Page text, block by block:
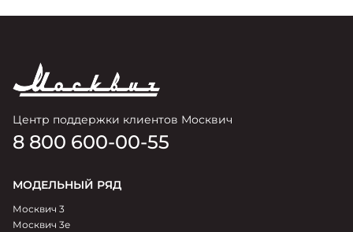
Центр поддержки клиентов Москвич
8 800 600-00-55
МОДЕЛЬНЫЙ РЯД
Москвич 3
Москвич 3e